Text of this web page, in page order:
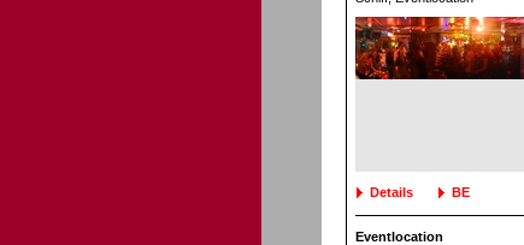
Details BE
Eventlocation